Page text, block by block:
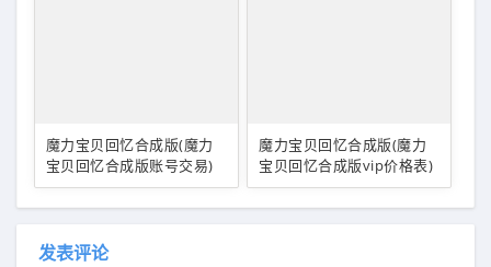
魔力宝贝回忆合成版(魔力
宝贝回忆合成版账号交易)
魔力宝贝回忆合成版(魔力
宝贝回忆合成版vip价格表)
发表评论